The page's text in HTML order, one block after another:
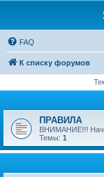
FAQ
К списку форумов
ПРАВИЛА
ВНИМАНИЕ!!!
Темы: 1